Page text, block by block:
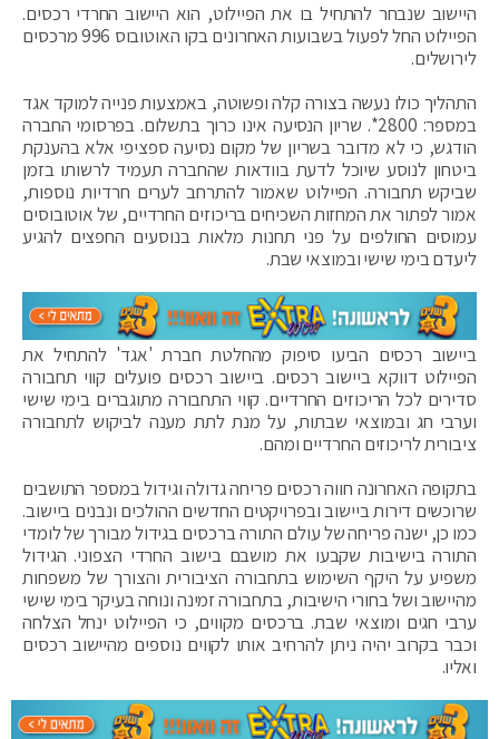
היישוב שנבחר להתחיל בו את הפיילוט, הוא היישוב החרדי רכסים.
הפיילוט החל לפעול בשבועות האחרונים בקו האוטובוס 996 מרכסים
לירושלים.
התהליך כולו נעשה בצורה קלה ופשוטה, באמצעות פנייה למוקד אגד
במספר: 2800*. שריון הנסיעה אינו כרוך בתשלום. בפרסומי החברה
הודגש, כי לא מדובר בשריון של מקום נסיעה ספציפי אלא בהענקת
ביטחון לנוסע שיוכל לדעת בוודאות שהחברה תעמיד לרשותו בזמן
שביקש תחבורה. הפיילוט שאמור להתרחב לערים חרדיות נוספות,
אמור לפתור את המחזות השכיחים בריכוזים החרדיים, של אוטובוסים
עמוסים החולפים על פני תחנות מלאות בנוסעים החפצים להגיע
ליעדם בימי שישי ובמוצאי שבת.
ביישוב רכסים הביעו סיפוק מהחלטת חברת 'אגד' להתחיל את
הפיילוט דווקא ביישוב רכסים. ביישוב רכסים פועלים קווי תחבורה
סדירים לכל הריכוזים החרדיים. קווי התחבורה מתוגברים בימי שישי
וערבי חג ובמוצאי שבתות, על מנת לתת מענה לביקוש לתחבורה
ציבורית לריכוזים החרדיים ומהם.
בתקופה האחרונה חווה רכסים פריחה גדולה וגידול במספר התושבים
שרוכשים דירות ביישוב ובפרויקטים החדשים ההולכים ונבנים ביישוב.
כמו כן, ישנה פריחה של עולם התורה ברכסים בגידול מבורך של לומדי
התורה בישיבות שקבעו את מושבם בישוב החרדי הצפוני. הגידול
משפיע על היקף השימוש בתחבורה הציבורית והצורך של משפחות
מהיישוב ושל בחורי הישיבות, בתחבורה זמינה ונוחה בעיקר בימי שישי
ערבי חגים ומוצאי שבת. ברכסים מקווים, כי הפיילוט ינחל הצלחה
וכבר בקרוב יהיה ניתן להרחיב אותו לקווים נוספים מהיישוב רכסים
ואליו.